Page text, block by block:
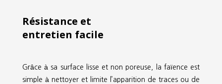
Résistance et
entretien facile
Grâce à sa surface lisse et non poreuse, la faïence est
simple à nettoyer et limite l’apparition de traces ou de